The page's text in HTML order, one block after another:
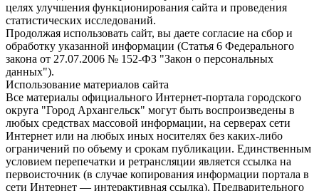
целях улучшения функционирования сайта и проведения
статистических исследований.
Продолжая использовать сайт, вы даете согласие на сбор и
обработку указанной информации (Статья 6 Федерального
закона от 27.07.2006 № 152-ФЗ "Закон о персональных
данных").
Использование материалов сайта
Все материалы официального Интернет-портала городского
округа "Город Архангельск" могут быть воспроизведены в
любых средствах массовой информации, на серверах сети
Интернет или на любых иных носителях без каких-либо
ограничений по объему и срокам публикации. Единственным
условием перепечатки и ретрансляции является ссылка на
первоисточник (в случае копирования информации портала в
сети Интернет — интерактивная ссылка). Предварительного